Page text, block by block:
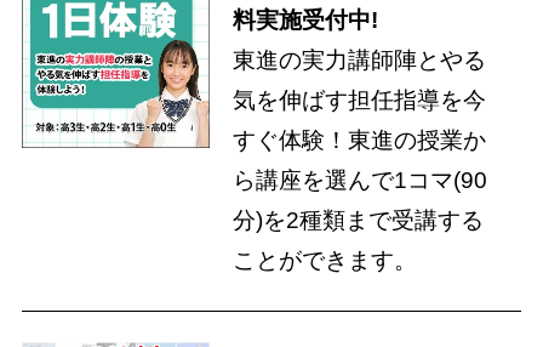
料実施受付中!
東進の実力講師陣とやる
気を伸ばす担任指導を今
すぐ体験！東進の授業か
ら講座を選んで1コマ(90
分)を2種類まで受講する
ことができます。